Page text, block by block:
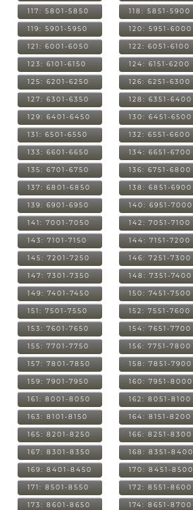
117: 5801-5850 118: 5851-5900
119: 5901-5950 120: 5951-6000
121: 6001-6050 122: 6051-6100
123: 6101-6150 124: 6151-6200
125: 6201-6250 126: 6251-6300
127: 6301-6350 128: 6351-6400
129: 6401-6450 130: 6451-6500
131: 6501-6550 132: 6551-6600
133: 6601-6650 134: 6651-6700
135: 6701-6750 136: 6751-6800
137: 6801-6850 138: 6851-6900
139: 6901-6950 140: 6951-7000
141: 7001-7050 142: 7051-7100
143: 7101-7150 144: 7151-7200
145: 7201-7250 146: 7251-7300
147: 7301-7350 148: 7351-7400
149: 7401-7450 150: 7451-7500
151: 7501-7550 152: 7551-7600
153: 7601-7650 154: 7651-7700
155: 7701-7750 156: 7751-7800
157: 7801-7850 158: 7851-7900
159: 7901-7950 160: 7951-8000
161: 8001-8050 162: 8051-8100
163: 8101-8150 164: 8151-8200
165: 8201-8250 166: 8251-8300
167: 8301-8350 168: 8351-8400
169: 8401-8450 170: 8451-8500
171: 8501-8550 172: 8551-8600
173: 8601-8650 174: 8651-8700